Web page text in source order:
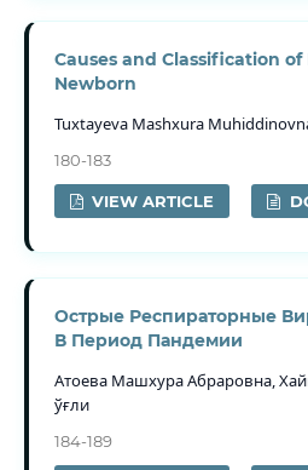
Causes and Classification
Newborn
Tuxtayeva Mashxura
180-183
VIEW ARTICLE
Острые Респираторные
В Период Пандемии
Атоева Машхура Абраровна,
ўғли
184-189